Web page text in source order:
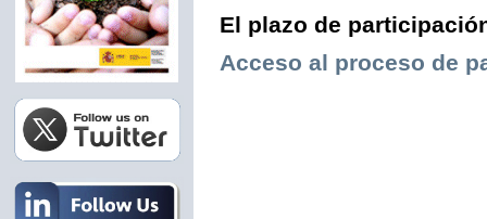
El plazo de
Acceso al proceso de